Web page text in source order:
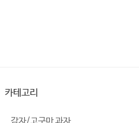
카테고리
감자/고구마 과자